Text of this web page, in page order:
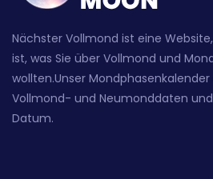
Nächster Vollmond ist eine
ist, was Sie über Vollmond und
wollten.Unser
Vollmond- und Neumonddaten
Datum.